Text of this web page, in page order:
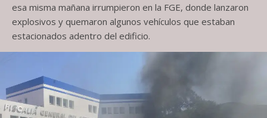
esa misma mañana irrumpieron en la FGE, donde lanzaron
explosivos y quemaron algunos vehículos que estaban
estacionados adentro del edificio.